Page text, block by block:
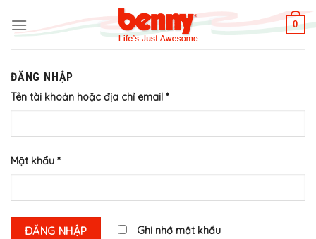
0
ĐĂNG NHẬP
Tên tài khoản hoặc địa chỉ email *
Mật khẩu *
ĐĂNG NHẬP Ghi nhớ mật khẩu